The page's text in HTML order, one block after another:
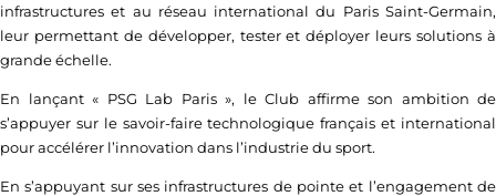
infrastructures et au réseau international du Paris Saint-Germain,
leur permettant de développer, tester et déployer leurs solutions à
grande échelle.
En lançant « PSG Lab Paris », le Club affirme son ambition de
s’appuyer sur le savoir-faire technologique français et international
pour accélérer l’innovation dans l’industrie du sport.
En s’appuyant sur ses infrastructures de pointe et l’engagement de